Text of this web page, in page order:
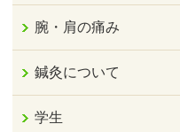
腕・肩の痛み
鍼灸について
学生